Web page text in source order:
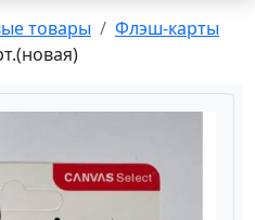
товары
Флэш-карты